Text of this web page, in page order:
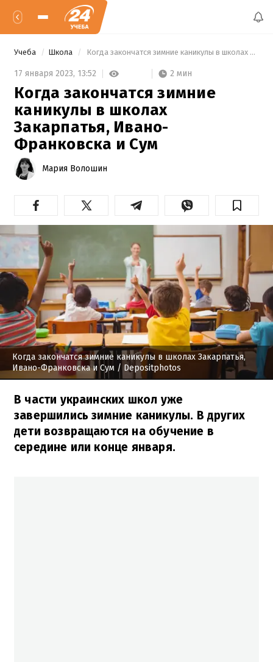
Учеба Школа Когда закончатся зимние каникулы в школах Закарпатья, Ивано-Франковска и Сум
17 января 2023, 13:52 2 мин
Когда закончатся зимние
каникулы в школах
Закарпатья, Ивано-
Франковска и Сум
Мария Волошин
Когда закончатся зимние каникулы в школах Закарпатья,
Ивано-Франковска и Сум / Depositphotos
В части украинских школ уже
завершились зимние каникулы. В других
дети возвращаются на обучение в
середине или конце января.